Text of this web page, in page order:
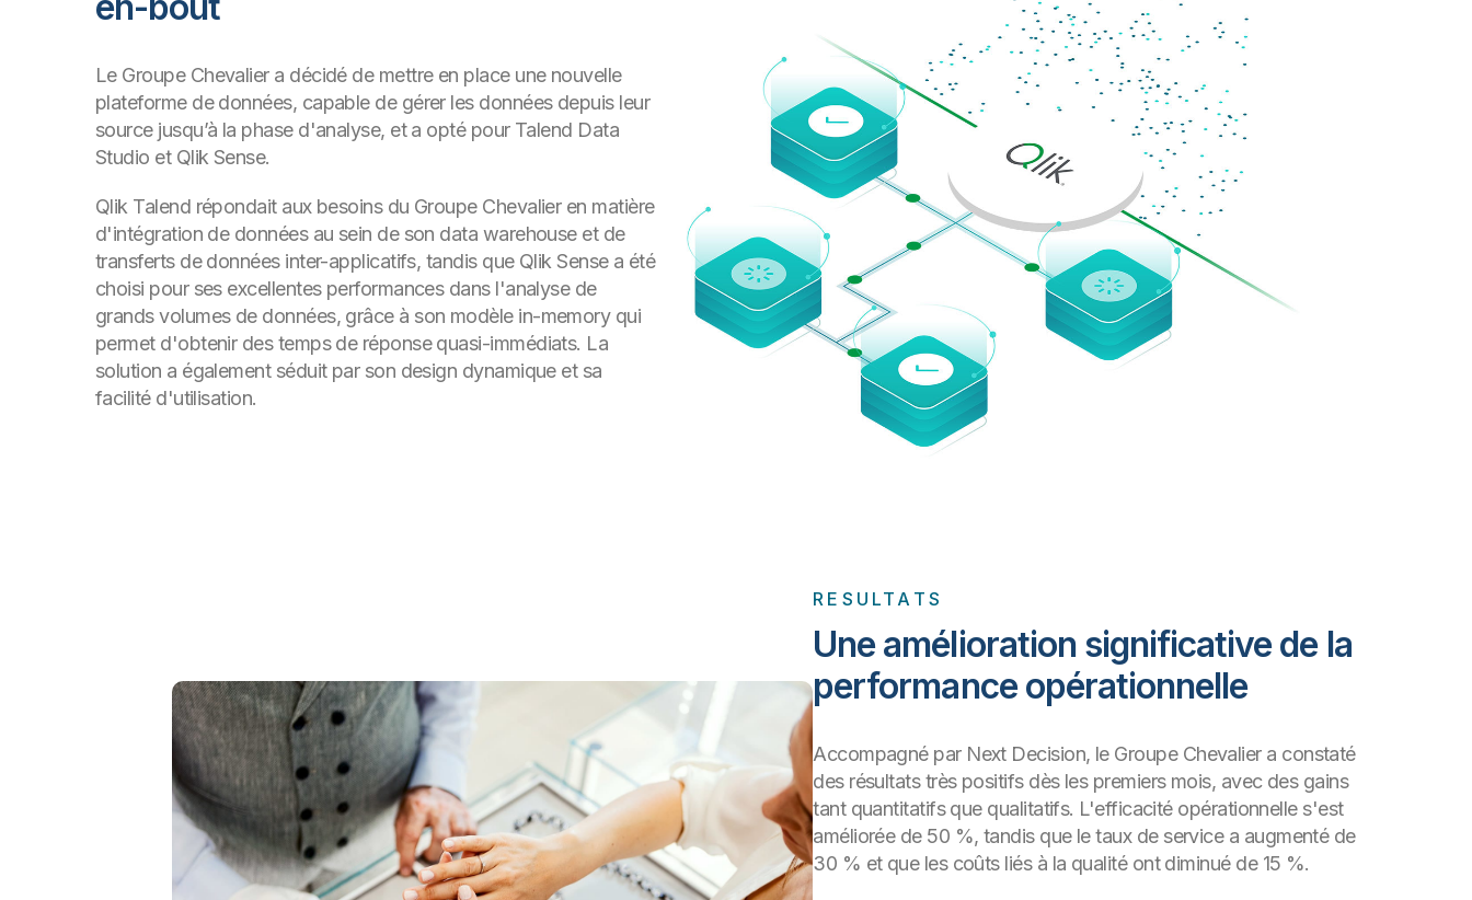
Le Groupe Chevalier a décidé de mettre en place une nouvelle
plateforme de données, capable de gérer les données depuis leur
source jusqu’à la phase d'analyse, et a opté pour Talend Data
Studio et Qlik Sense.
Qlik Talend répondait aux besoins du Groupe Chevalier en matière
d'intégration de données au sein de son data warehouse et de
transferts de données inter-applicatifs, tandis que Qlik Sense a été
choisi pour ses excellentes performances dans l'analyse de
grands volumes de données, grâce à son modèle in-memory qui
permet d'obtenir des temps de réponse quasi-immédiats. La
solution a également séduit par son design dynamique et sa
facilité d'utilisation.
RESULTATS
Une amélioration significative de la
performance opérationnelle
Accompagné par Next Decision, le Groupe Chevalier a constaté
des résultats très positifs dès les premiers mois, avec des gains
tant quantitatifs que qualitatifs. L'efficacité opérationnelle s'est
améliorée de 50 %, tandis que le taux de service a augmenté de
30 % et que les coûts liés à la qualité ont diminué de 15 %.